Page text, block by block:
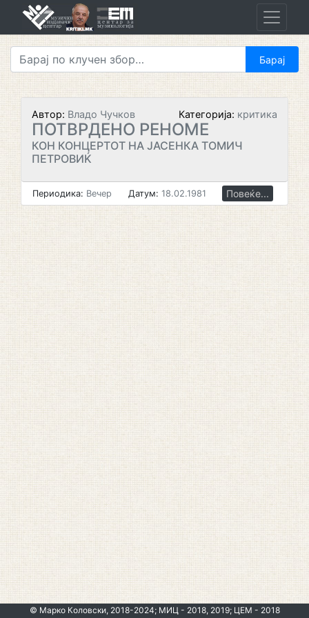
Автор: Владо Чучков Категорија: критика
ПОТВРДЕНО РЕНОМЕ
КОН КОНЦЕРТОТ НА ЈАСЕНКА ТОМИЧ
ПЕТРОВИЌ
Периодика: Вечер Датум: 18.02.1981 Повеќе...
© Марко Коловски, 2018-2024; МИЦ - 2018, 2019; ЦЕМ - 2018